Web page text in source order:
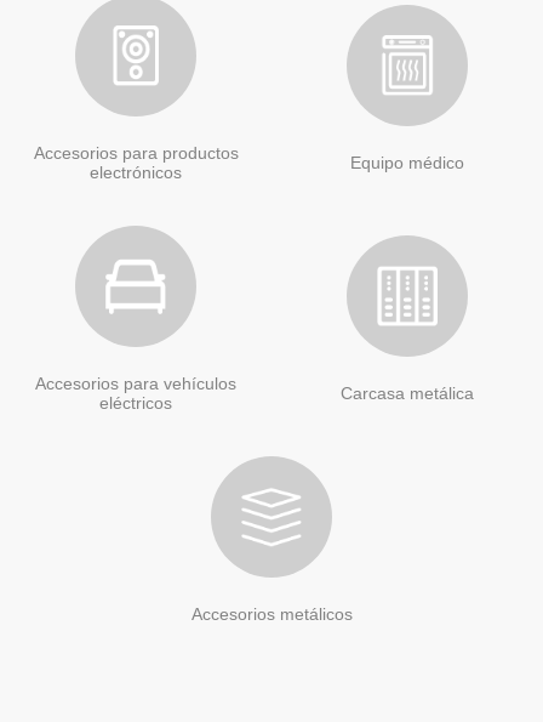
Accesorios para productos
electrónicos
Equipo médico
Accesorios para vehículos
eléctricos
Carcasa metálica
Accesorios metálicos